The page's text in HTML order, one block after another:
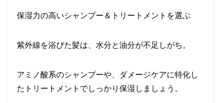
保湿力の高いシャンプー＆トリートメントを選ぶ
紫外線を浴びた髪は、水分と油分が不足しがち。
アミノ酸系のシャンプーや、ダメージケアに特化し
たトリートメントでしっかり保湿しましょう。